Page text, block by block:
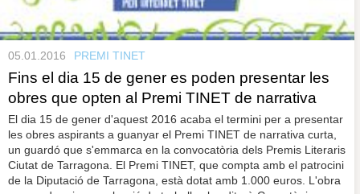
05.01.2016 PREMI TINET
Fins el dia 15 de gener es poden presentar les
obres que opten al Premi TINET de narrativa
El dia 15 de gener d'aquest 2016 acaba el termini per a presentar
les obres aspirants a guanyar el Premi TINET de narrativa curta,
un guardó que s'emmarca en la convocatòria dels Premis Literaris
Ciutat de Tarragona. El Premi TINET, que compta amb el patrocini
de la Diputació de Tarragona, està dotat amb 1.000 euros. L'obra